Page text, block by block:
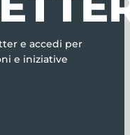
e accedi per
e iniziative